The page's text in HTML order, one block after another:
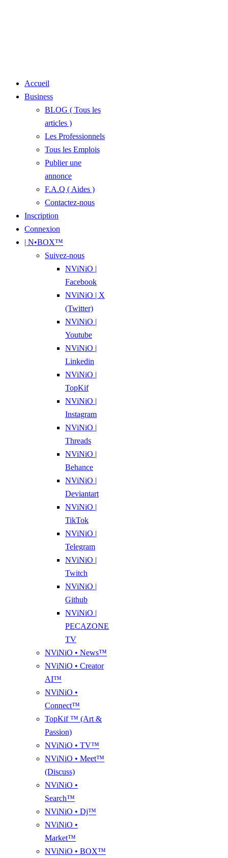
Accueil
Business
BLOG ( Tous les
articles )
Les Professionnels
Tous les Emplois
Publier une
annonce
F.A.Q ( Aides )
Contactez-nous
Inscription
Connexion
| N•BOX™
Suivez-nous
NViNiO |
Facebook
NViNiO | X
(Twitter)
NViNiO |
Youtube
NViNiO |
Linkedin
NViNiO |
TopKif
NViNiO |
Instagram
NViNiO |
Threads
NViNiO |
Behance
NViNiO |
Deviantart
NViNiO |
TikTok
NViNiO |
Telegram
NViNiO |
Twitch
NViNiO |
Github
NViNiO |
PECAZONE
TV
NViNiO • News™
NViNiO • Creator
AI™
NViNiO •
Connect™
TopKif ™ (Art &
Passion)
NViNiO • TV™
NViNiO • Meet™
(Discuss)
NViNiO •
Search™
NViNiO • Dj™
NViNiO •
Market™
NViNiO • BOX™